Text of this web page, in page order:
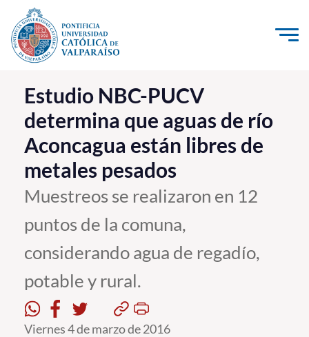
Click acá para ir directamente al contenido
La Universidad
Investigación, Creación e Innovación
PUCV Internacional
Vinculación con el Medio
Admisión
Postgrado
Formación Continua
Estudio NBC-PUCV
determina que aguas de río
Aconcagua están libres de
metales pesados
Muestreos se realizaron en 12
puntos de la comuna,
considerando agua de regadío,
potable y rural.
Viernes 4 de marzo de 2016